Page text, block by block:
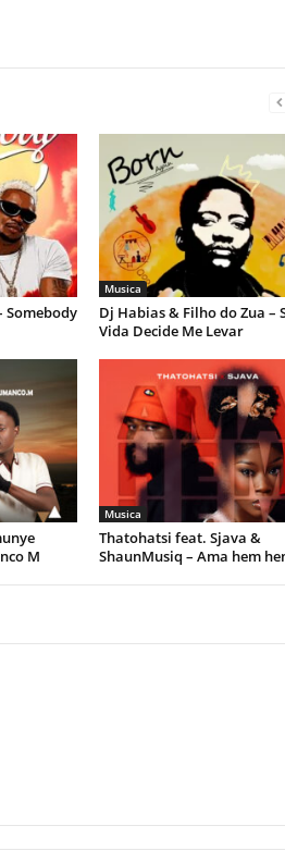
Somebody
Musica
Dj Habias & Filho do Zua –
Vida Decide Me Levar
M
Musica
Thatohatsi feat. Sjava &
ShaunMusiq – Ama hem